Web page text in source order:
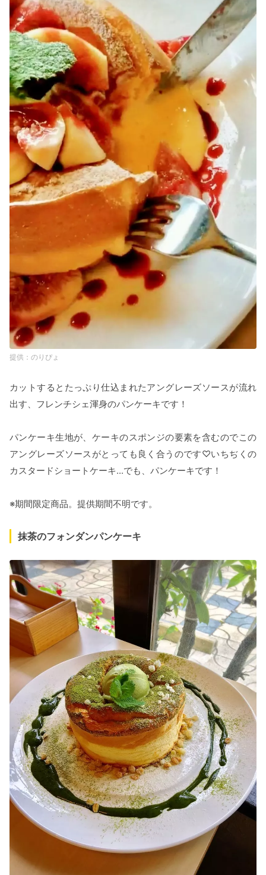
のりぴょ
カットするとたっぷり仕込まれたアングレーズソースが流れ
出す、フレンチシェ渾身のパンケーキです！
パンケーキ生地が、ケーキのスポンジの要素を含むのでこの
アングレーズソースがとっても良く合うのです♡いちぢくの
カスタードショートケーキ...でも、パンケーキです！
※期間限定商品。提供期間不明です。
抹茶のフォンダンパンケーキ